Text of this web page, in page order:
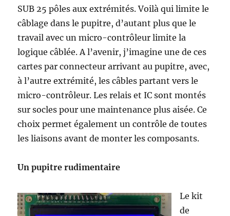
SUB 25 pôles aux extrémités. Voilà qui limite le
câblage dans le pupitre, d’autant plus que le
travail avec un micro-contrôleur limite la
logique câblée. A l’avenir, j’imagine une de ces
cartes par connecteur arrivant au pupitre, avec,
à l’autre extrémité, les câbles partant vers le
micro-contrôleur. Les relais et IC sont montés
sur socles pour une maintenance plus aisée. Ce
choix permet également un contrôle de toutes
les liaisons avant de monter les composants.
Un pupitre rudimentaire
Le kit
de